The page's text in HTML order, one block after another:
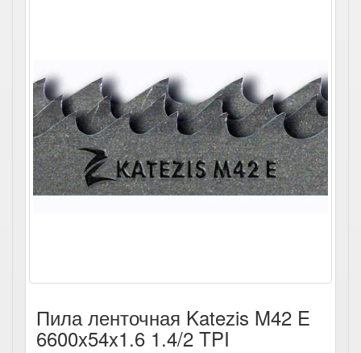
Пила ленточная Katezis M42 E
6600x54x1.6 1.4/2 TPI